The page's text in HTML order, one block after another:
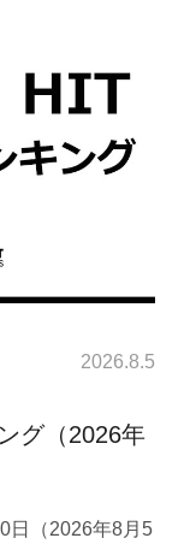
2026.8.5
グ（2026年
日（2026年8月5